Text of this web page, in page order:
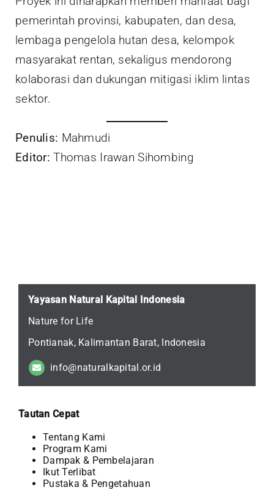
pemerintah provinsi, kabupaten, dan desa,
lembaga pengelola hutan desa, kelompok
masyarakat rentan, sekaligus mendorong
kolaborasi dan dukungan mitigasi iklim lintas
sektor.
Penulis: Mahmudi
Editor: Thomas Irawan Sihombing
Yayasan Natural Kapital Indonesia
Nature for Life
Pontianak, Kalimantan Barat, Indonesia
info@naturalkapital.or.id
Tautan Cepat
Tentang Kami
Program Kami
Dampak & Pembelajaran
Ikut Terlibat
Pustaka & Pengetahuan